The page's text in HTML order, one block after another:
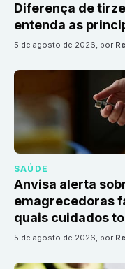
Diferença de
entenda as
5 de agosto de 2026, por
SAÚDE
Anvisa alerta
emagrecedoras
quais cuidados
5 de agosto de 2026, por